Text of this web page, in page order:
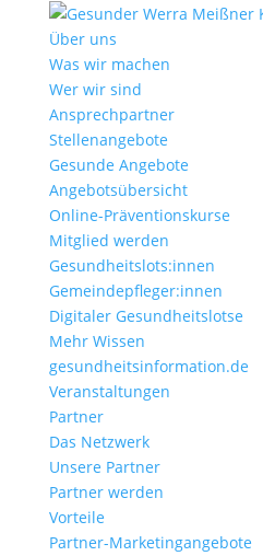
Über uns
Was wir machen
Wer wir sind
Ansprechpartner
Stellenangebote
Gesunde Angebote
Angebotsübersicht
Online-Präventionskurse
Mitglied werden
Gesundheitslots:innen
Gemeindepfleger:innen
Digitaler Gesundheitslotse
Mehr Wissen
gesundheitsinformation.de
Veranstaltungen
Partner
Das Netzwerk
Unsere Partner
Partner werden
Vorteile
Partner-Marketingangebote